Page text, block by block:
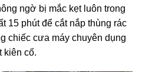
ngờ bị mắc kẹt luôn trong
15 phút để cắt nắp thùng rác
chiếc cưa máy chuyên dụng
kiên cố.